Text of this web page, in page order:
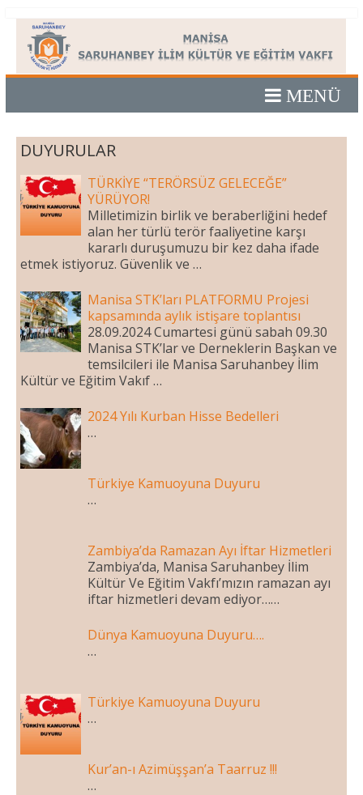
Skip
content
Manisa
Saruhanbey
İlim
Kültür
ve
Eğitim
Vakfı
Manisa
Saruhanbey
İlim
ve
Eğitim
Vakfı
DUYURULAR
TÜRKİYE “TERÖRSÜZ GELECEĞE”
YÜRÜYOR!
Milletimizin birlik ve beraberliğini hedef
alan her türlü terör faaliyetine karşı
kararlı duruşumuzu bir kez daha ifade
etmek istiyoruz. Güvenlik ve …
Manisa STK’ları PLATFORMU Projesi
kapsamında aylık istişare toplantısı
28.09.2024 Cumartesi günü sabah 09.30
Manisa STK’lar ve Derneklerin Başkan ve
temsilcileri ile Manisa Saruhanbey İlim
Kültür ve Eğitim Vakıf …
2024 Yılı Kurban Hisse Bedelleri
…
Türkiye Kamuoyuna Duyuru
…
Zambiya’da Ramazan Ayı İftar Hizmetleri
Zambiya’da, Manisa Saruhanbey İlim
Kültür Ve Eğitim Vakfı’mızın ramazan ayı
iftar hizmetleri devam ediyor……
Dünya Kamuoyuna Duyuru….
…
Türkiye Kamuoyuna Duyuru
…
Kur’an-ı Azimüşşan’a Taarruz !!!
…